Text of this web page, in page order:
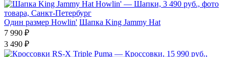
Один размер Howlin' Шапка King Jammy Hat
7 990 ₽
3 490 ₽